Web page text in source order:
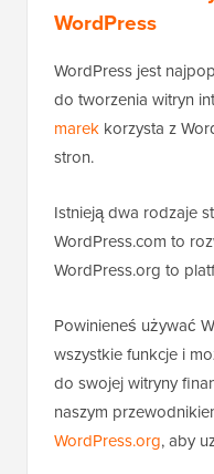
WordPress
WordPress jest
do tworzenia witryn
marek korzysta z
stron.
Istnieją dwa rodzaje
WordPress.com to
WordPress.org to
Powinieneś używać
wszystkie funkcje i
do swojej witryny
naszym
WordPress.org, aby